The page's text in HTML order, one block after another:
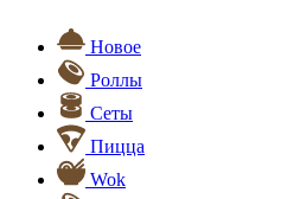
Новое
Роллы
Сеты
Пицца
Wok